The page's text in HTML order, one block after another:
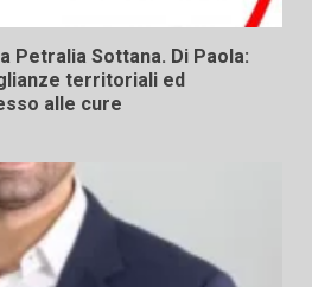
Petralia Sottana. Di Paola:
territoriali ed
alle cure